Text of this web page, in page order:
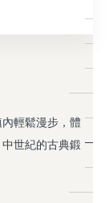
輕鬆漫步，體
世紀的古典鍛